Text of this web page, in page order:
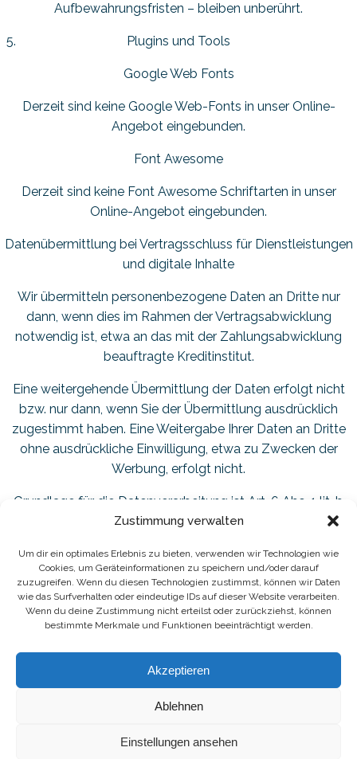
Zustimmung verwalten
Um dir ein optimales Erlebnis zu bieten, verwenden wir Technologien wie
Cookies, um Geräteinformationen zu speichern und/oder darauf
zuzugreifen. Wenn du diesen Technologien zustimmst, können wir Daten
wie das Surfverhalten oder eindeutige IDs auf dieser Website verarbeiten.
Wenn du deine Zustimmung nicht erteilst oder zurückziehst, können
bestimmte Merkmale und Funktionen beeinträchtigt werden.
Akzeptieren
Ablehnen
Einstellungen ansehen
Aufbewahrungsfristen – bleiben unberührt.
Plugins und Tools
Google Web Fonts
Derzeit sind keine Google Web-Fonts in unser Online-
Angebot eingebunden.
Font Awesome
Derzeit sind keine Font Awesome Schriftarten in unser
Online-Angebot eingebunden.
Daten­übermittlung bei Vertragsschluss für Dienstleistungen
und digitale Inhalte
Wir übermitteln personenbezogene Daten an Dritte nur
dann, wenn dies im Rahmen der Vertragsabwicklung
notwendig ist, etwa an das mit der Zahlungsabwicklung
beauftragte Kreditinstitut.
Eine weitergehende Übermittlung der Daten erfolgt nicht
bzw. nur dann, wenn Sie der Übermittlung ausdrücklich
zugestimmt haben. Eine Weitergabe Ihrer Daten an Dritte
ohne ausdrückliche Einwilligung, etwa zu Zwecken der
Werbung, erfolgt nicht.
Grundlage für die Datenverarbeitung ist Art. 6 Abs. 1 lit. b
DSGVO, der die Verarbeitung von Daten zur Erfüllung eines
© 2026 Outdoor Service.
Webdesign Berlin:advanced-it.solutions